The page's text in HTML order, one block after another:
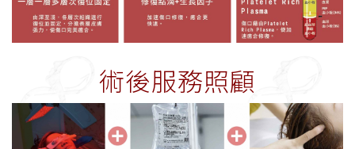
術後服務照顧